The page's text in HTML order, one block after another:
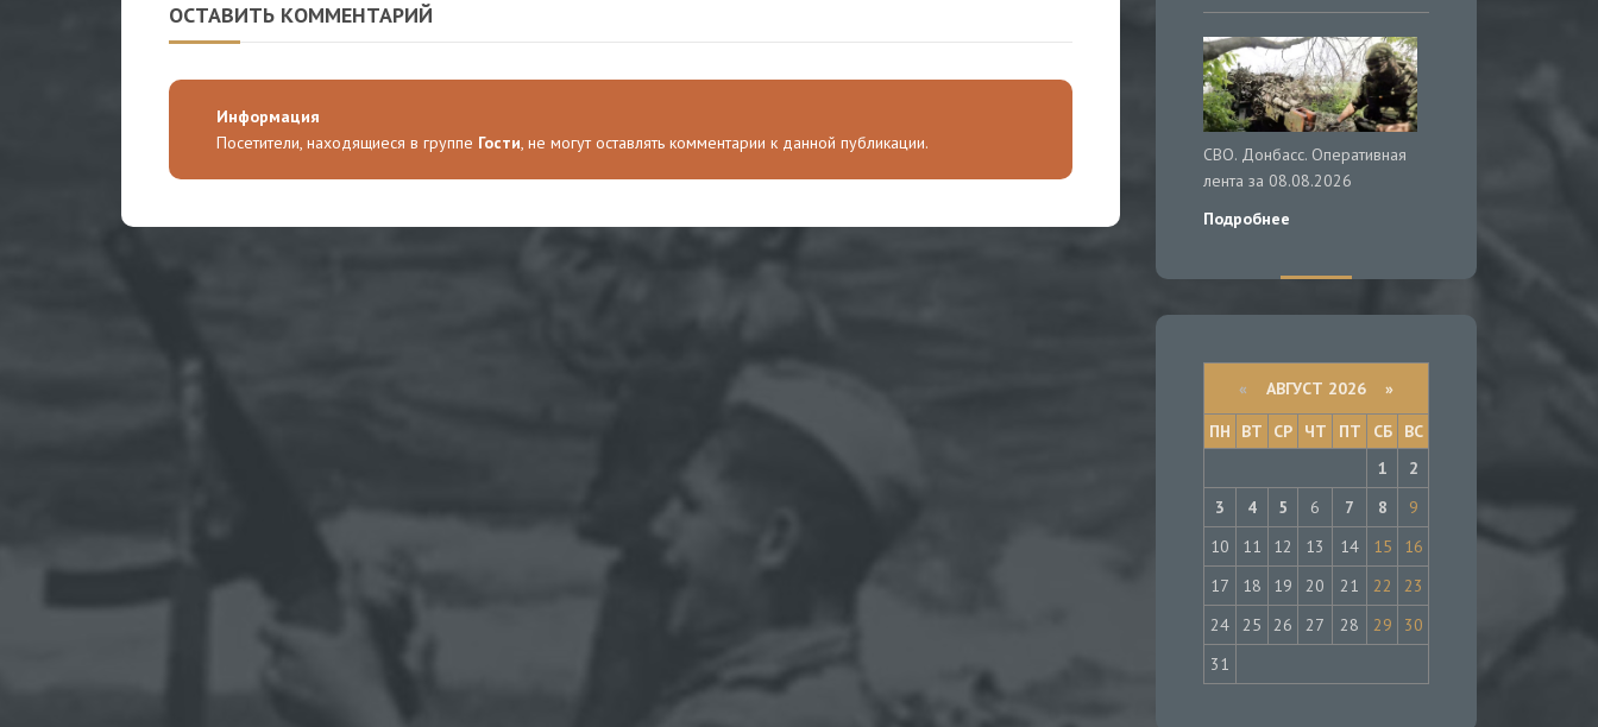
ОСТАВИТЬ КОММЕНТАРИЙ
Информация
Посетители, находящиеся в группе Гости, не могут оставлять комментарии к данной публикации.
СВО. Донбасс. Оперативная
лента за 08.08.2026
Подробнее
« АВГУСТ 2026 »
ПН
ВТ СР ЧТ ПТ СБ
ВС
1
2
3
4 5 6 7 8
9
10
11 12 13 14 15
16
17
18 19 20 21 22
23
24
25 26 27 28 29
30
31